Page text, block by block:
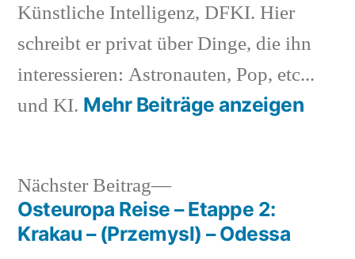
Künstliche Intelligenz, DFKI. Hier
schreibt er privat über Dinge, die ihn
interessieren: Astronauten, Pop, etc...
und KI. Mehr Beiträge anzeigen
Beitragsnavigation
Nächster Beitrag
Nächster
Beitrag:
Osteuropa Reise – Etappe 2:
Krakau – (Przemysl) – Odessa